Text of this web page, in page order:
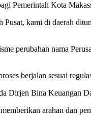
Pemerintah Kota
Pusat, kami di daerah
perubahan nama
berjalan sesuai
Dirjen Bina Keuangan
arahan dan